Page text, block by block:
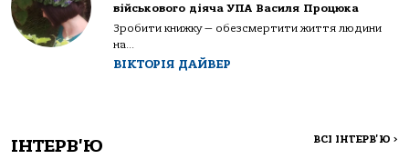
військового діяча УПА Василя Процюка
Зробити книжку — обезсмертити життя людини
на...
ВІКТОРІЯ ДАЙВЕР
ІНТЕРВ'Ю ВСІ ІНТЕРВ'Ю >